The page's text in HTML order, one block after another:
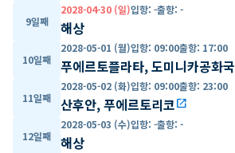
9일째
2028-04-30 (일)입항: -출항: -
해상
10일째
2028-05-01 (월)입항: 09:00출항: 17:00
푸에르토플라타, 도미니카공화국
11일째
2028-05-02 (화)입항: 09:00출항: 23:00
산후안, 푸에르토리코open_in_new
12일째
2028-05-03 (수)입항: -출항: -
해상